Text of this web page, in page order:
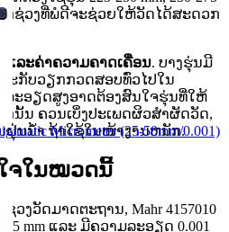
ລືອກຊ່ວງທີ່ພໍດີຈະຊ່ວຍໃຫ້ວັດໄດ້ສະດວກ
ແລະຄ່າຄວາມຄາດເຄື່ອນ. ບາງຮຸ່ນມີ
າະກັບວຽກກວດສອບທົ່ວໄປໃນ
ລະອຽດສູງອາດຕ້ອງສົນໃຈຮຸ່ນທີ່ໃຫ້
ກນັ້ນ ຄວນເບິ່ງປະເພດຜິວສຳຜັດວັດ,
ຝຸ່ນນ້ຳ ຖ້າໃຊ້ໃນໜ້າງານຫນັກ.
ຈໃນໝວດນີ້
ວງວັດມາດຕະຖານ, Mahr 4157010
mm ແລະ ມີຄວາມລະອຽດ 0.001
Micrometer (25-50mm/0.001)